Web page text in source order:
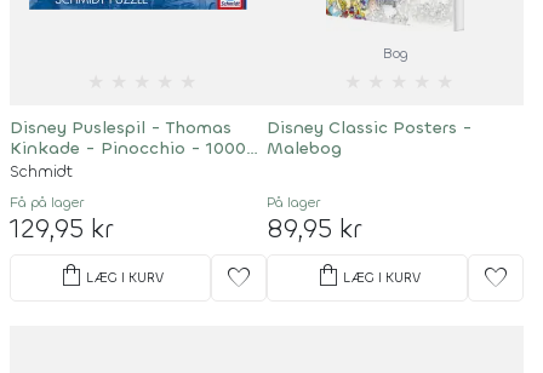
Disney Puslespil - Thomas
Kinkade - Pinocchio - 1000
Brikker
Schmidt
Få på lager
129,95 kr
shopping_bag LÆG I KURV favorite
Bog
Disney Classic Posters -
Malebog
På lager
89,95 kr
shopping_bag LÆG I KURV favorite